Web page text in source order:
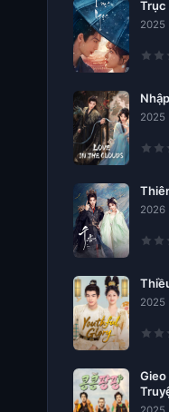
Trục
2025
2025
2026
2025
Gieo